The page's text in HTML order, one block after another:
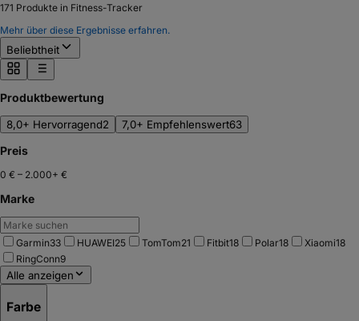
171 Produkte in Fitness-Tracker
Mehr über diese Ergebnisse erfahren.
Beliebtheit
Produktbewertung
8,0+ Hervorragend2 7,0+ Empfehlenswert63
Preis
0 € – 2.000+ €
Marke
Garmin33 HUAWEI25 TomTom21 Fitbit18 Polar18 Xiaomi18
RingConn9
Alle anzeigen
Farbe